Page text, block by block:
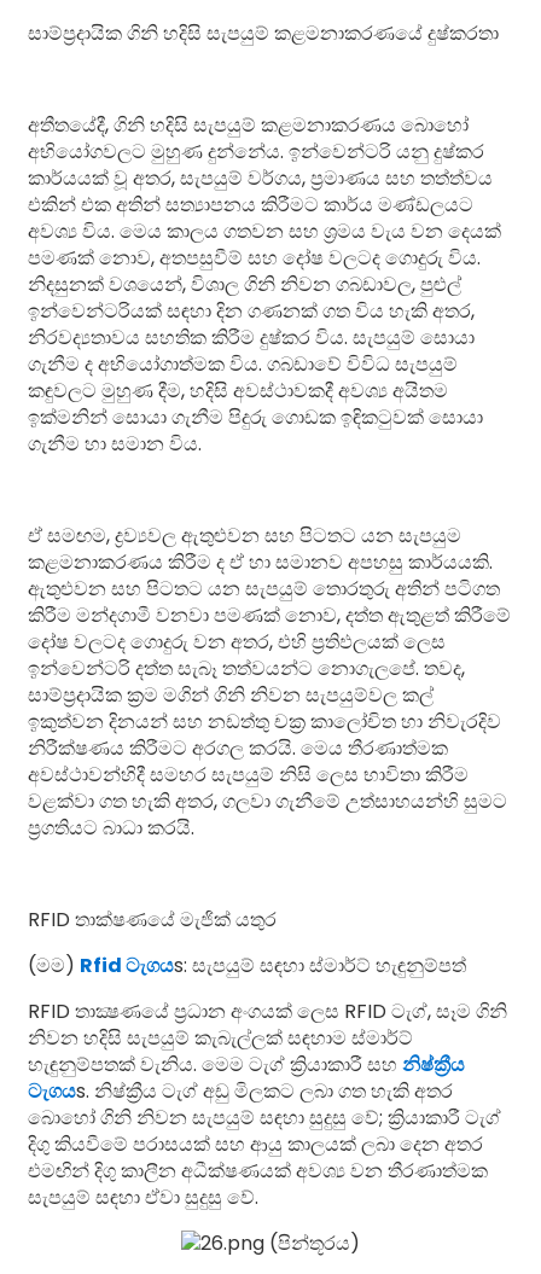
සාම්ප්‍රදායික ගිනි හදිසි සැපයුම් කළමනාකරණයේ දුෂ්කරතා
අතීතයේදී, ගිනි හදිසි සැපයුම් කළමනාකරණය බොහෝ
අභියෝගවලට මුහුණ දුන්නේය. ඉන්වෙන්ටරි යනු දුෂ්කර
කාර්යයක් වූ අතර, සැපයුම් වර්ගය, ප්‍රමාණය සහ තත්ත්වය
එකින් එක අතින් සත්‍යාපනය කිරීමට කාර්ය මණ්ඩලයට
අවශ්‍ය විය. මෙය කාලය ගතවන සහ ශ්‍රමය වැය වන දෙයක්
පමණක් නොව, අතපසුවීම් සහ දෝෂ වලටද ගොදුරු විය.
නිදසුනක් වශයෙන්, විශාල ගිනි නිවන ගබඩාවල, පුළුල්
ඉන්වෙන්ටරියක් සඳහා දින ගණනක් ගත විය හැකි අතර,
නිරවද්‍යතාවය සහතික කිරීම දුෂ්කර විය. සැපයුම් සොයා
ගැනීම ද අභියෝගාත්මක විය. ගබඩාවේ විවිධ සැපයුම්
කඳුවලට මුහුණ දීම, හදිසි අවස්ථාවකදී අවශ්‍ය අයිතම
ඉක්මනින් සොයා ගැනීම පිදුරු ගොඩක ඉඳිකටුවක් සොයා
ගැනීම හා සමාන විය.
ඒ සමඟම, ද්‍රව්‍යවල ඇතුළුවන සහ පිටතට යන සැපයුම
කළමනාකරණය කිරීම ද ඒ හා සමානව අපහසු කාර්යයකි.
ඇතුළුවන සහ පිටතට යන සැපයුම් තොරතුරු අතින් පටිගත
කිරීම මන්දගාමී වනවා පමණක් නොව, දත්ත ඇතුළත් කිරීමේ
දෝෂ වලටද ගොදුරු වන අතර, එහි ප්‍රතිඵලයක් ලෙස
ඉන්වෙන්ටරි දත්ත සැබෑ තත්වයන්ට නොගැලපේ. තවද,
සාම්ප්‍රදායික ක්‍රම මගින් ගිනි නිවන සැපයුම්වල කල්
ඉකුත්වන දිනයන් සහ නඩත්තු චක්‍ර කාලෝචිත හා නිවැරදිව
නිරීක්ෂණය කිරීමට අරගල කරයි. මෙය තීරණාත්මක
අවස්ථාවන්හිදී සමහර සැපයුම් නිසි ලෙස භාවිතා කිරීම
වළක්වා ගත හැකි අතර, ගලවා ගැනීමේ උත්සාහයන්හි සුමට
ප්‍රගතියට බාධා කරයි.
RFID තාක්ෂණයේ මැජික් යතුර
(මම) Rfid ටැගයs: සැපයුම් සඳහා ස්මාර්ට් හැඳුනුම්පත්
RFID තාක්‍ෂණයේ ප්‍රධාන අංගයක් ලෙස RFID ටැග්, සෑම ගිනි
නිවන හදිසි සැපයුම් කැබැල්ලක් සඳහාම ස්මාර්ට්
හැඳුනුම්පතක් වැනිය. මෙම ටැග් ක්‍රියාකාරී සහ නිෂ්ක්‍රීය
ටැගයs. නිෂ්ක්‍රීය ටැග් අඩු මිලකට ලබා ගත හැකි අතර
බොහෝ ගිනි නිවන සැපයුම් සඳහා සුදුසු වේ; ක්‍රියාකාරී ටැග්
දිගු කියවීමේ පරාසයක් සහ ආයු කාලයක් ලබා දෙන අතර
එමඟින් දිගු කාලීන අධීක්ෂණයක් අවශ්‍ය වන තීරණාත්මක
සැපයුම් සඳහා ඒවා සුදුසු වේ.